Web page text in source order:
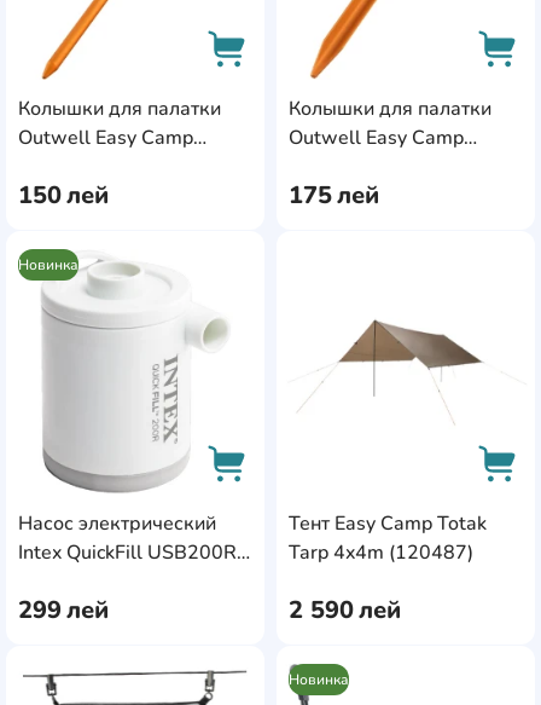
Колышки для палатки
Outwell Easy Camp
150лей
AddCardToCart
Колышки для палатки
Outwell Easy Camp
(680331)
175лей
Насос электрический
Intex QuickFill USB200R
299лей
AddCardToCart
Новинка
Тент Easy Camp Totak
Tarp 4x4m (120487)
2 590лей
AddCardToFavourite
Новинка